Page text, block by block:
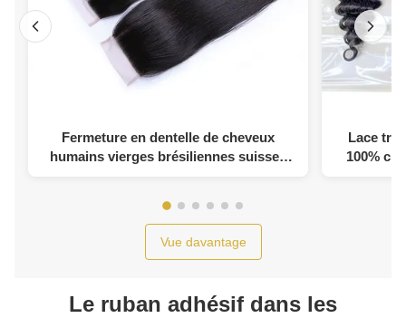
Fermeture en dentelle de cheveux
humains vierges brésiliennes suisses
Lace
100%
Vue davantage
Le ruban adhésif dans les